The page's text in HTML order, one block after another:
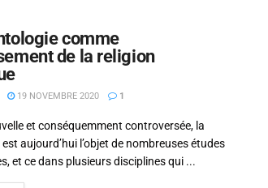
comme
de la religion
19 NOVEMBRE 2020 1
et conséquemment controversée, la
aujourd’hui l’objet de nombreuses études
et ce dans plusieurs disciplines qui ...